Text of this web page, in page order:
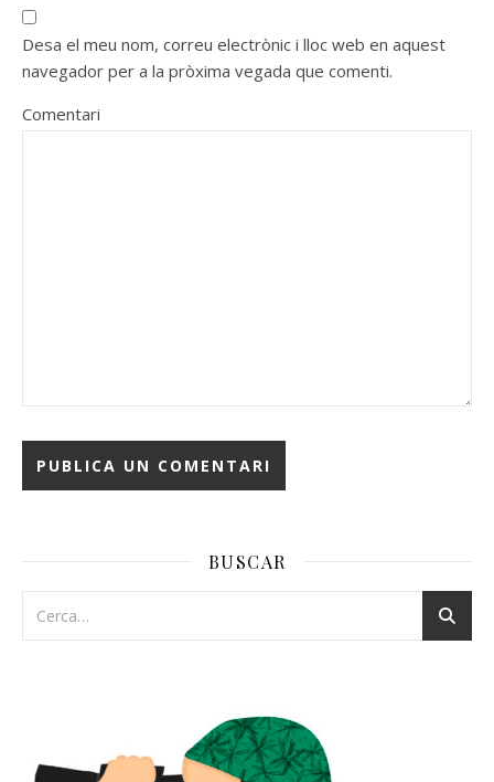
Desa el meu nom, correu electrònic i lloc web en aquest
navegador per a la pròxima vegada que comenti.
Comentari
BUSCAR